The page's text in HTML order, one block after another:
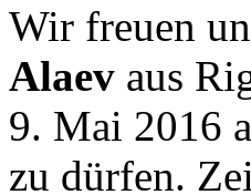
Wir freuen
Alaev aus
9. Mai 2016
zu dürfen.